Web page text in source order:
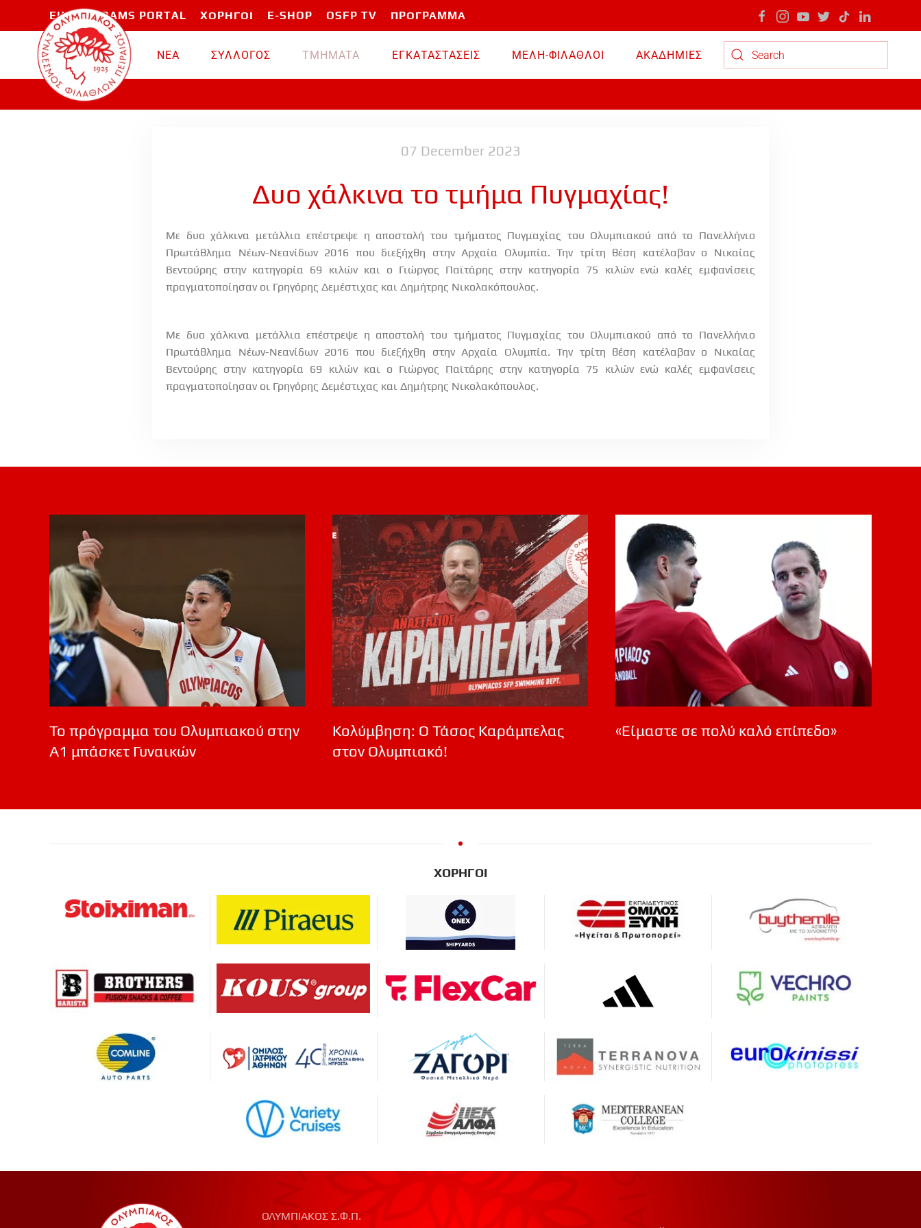
Skip to main content
EU PROGRAMS PORTAL ΧΟΡΗΓΟΙ E-SHOP OSFP TV ΠΡΟΓΡΑΜΜΑ
ΝΕΑ ΣΥΛΛΟΓΟΣ TMHMATA ΕΓΚΑΤΑΣΤΑΣΕΙΣ ΜΕΛΗ-ΦΙΛΑΘΛΟΙ
ΑΚΑΔΗΜΙΕΣ
Type 2 or more characters for results.
07 December 2023
Δυο χάλκινα το τμήμα Πυγμαχίας!
Με δυο χάλκινα μετάλλια επέστρεψε η αποστολή του τμήματος Πυγμαχίας του Ολυμπιακού από το Πανελλήνιο
Πρωτάθλημα Νέων-Νεανίδων 2016 που διεξήχθη στην Αρχαία Ολυμπία. Την τρίτη θέση κατέλαβαν ο Νικαίας
Βεντούρης στην κατηγορία 69 κιλών και ο Γιώργος Παϊτάρης στην κατηγορία 75 κιλών ενώ καλές εμφανίσεις
πραγματοποίησαν οι Γρηγόρης Δεμέστιχας και Δημήτρης Νικολακόπουλος.
Με δυο χάλκινα μετάλλια επέστρεψε η αποστολή του τμήματος Πυγμαχίας του Ολυμπιακού από το Πανελλήνιο
Πρωτάθλημα Νέων-Νεανίδων 2016 που διεξήχθη στην Αρχαία Ολυμπία. Την τρίτη θέση κατέλαβαν ο Νικαίας
Βεντούρης στην κατηγορία 69 κιλών και ο Γιώργος Παϊτάρης στην κατηγορία 75 κιλών ενώ καλές εμφανίσεις
πραγματοποίησαν οι Γρηγόρης Δεμέστιχας και Δημήτρης Νικολακόπουλος.
Το πρόγραμμα του Ολυμπιακού στην
Α1 μπάσκετ Γυναικών
Κολύμβηση: Ο Τάσος Καράμπελας
στον Ολυμπιακό!
«Είμαστε σε πολύ καλό επίπεδο»
ΧΟΡΗΓΟΙ
ΟΛΥΜΠΙΑΚΟΣ Σ.Φ.Π.